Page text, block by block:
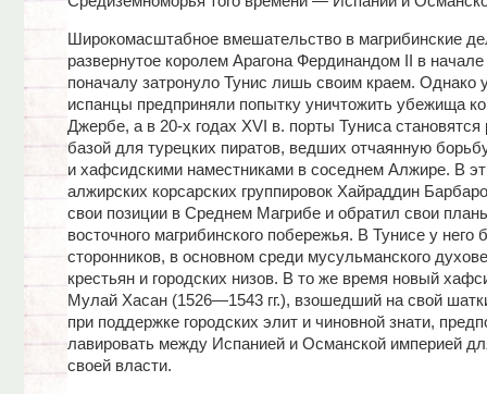
Широкомасштабное вмешательство в магрибинские
развернутое королем Арагона Фердинандом II в начале
поначалу затронуло Тунис лишь своим краем. Однако
испанцы предприняли попытку уничтожить убежища
Джербе, а в 20-х годах XVI в. порты Туниса становятся
базой для турецких пиратов, ведших отчаянную
и хафсидскими наместниками в соседнем Алжире. В
алжирских корсарских группировок Хайраддин
свои позиции в Среднем Магрибе и обратил свои
восточного магрибинского побережья. В Тунисе у него
сторонников, в основном среди мусульманского
крестьян и городских низов. В то же время новый
Мулай Хасан (1526—1543 гг.), взошедший на свой
при поддержке городских элит и чиновной знати,
лавировать между Испанией и Османской империей
своей власти.